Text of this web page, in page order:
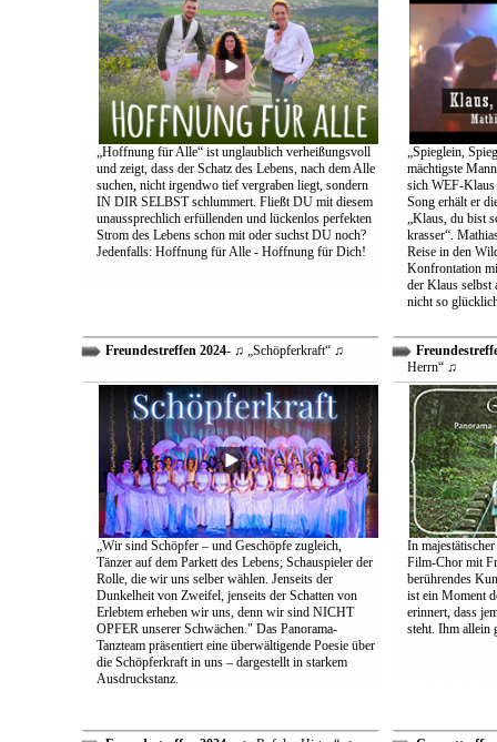
„Hoffnung für Alle“ ist unglaublich verheißungsvoll
und zeigt, dass der Schatz des Lebens, nach dem Alle
suchen, nicht irgendwo tief vergraben liegt, sondern
IN DIR SELBST schlummert. Fließt DU mit diesem
unaussprechlich erfüllenden und lückenlos perfekten
Strom des Lebens schon mit oder suchst DU noch?
Jedenfalls: Hoffnung für Alle - Hoffnung für Dich!
„Spieglein,
mächtigste
sich WEF-Klaus
Song erhält er
„Klaus, du bist
krasser“.
Reise in den
Konfrontation
der Klaus
nicht so
Freundestreffen 2024- ♫ „Schöpferkraft“ ♫
„Wir sind Schöpfer – und Geschöpfe zugleich,
Tänzer auf dem Parkett des Lebens; Schauspieler der
Rolle, die wir uns selber wählen. Jenseits der
Dunkelheit von Zweifel, jenseits der Schatten von
Erlebtem erheben wir uns, denn wir sind NICHT
OPFER unserer Schwächen." Das Panorama-
Tanzteam präsentiert eine überwältigende Poesie über
die Schöpferkraft in uns – dargestellt in starkem
Ausdruckstanz.
Herrn“ ♫
In
Film-Chor mit
berührendes
ist ein Moment
erinnert, dass
steht. Ihm allein